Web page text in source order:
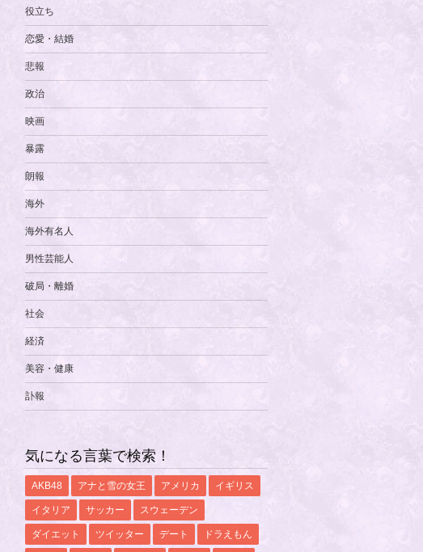
役立ち
恋愛・結婚
悲報
政治
映画
暴露
朗報
海外
海外有名人
男性芸能人
破局・離婚
社会
経済
美容・健康
訃報
気になる言葉で検索！
AKB48 アナと雪の女王 アメリカ イギリス
イタリア サッカー スウェーデン
ダイエット ツイッター デート ドラえもん